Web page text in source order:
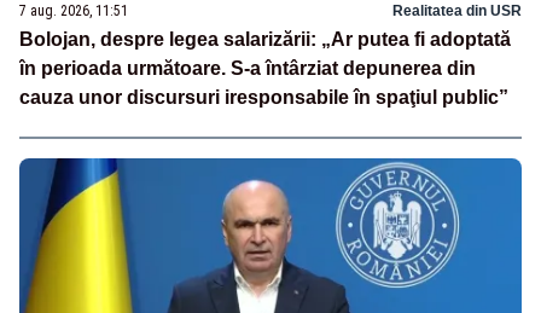
7 aug. 2026, 11:51 Realitatea din USR
Bolojan, despre legea salarizării: „Ar putea fi adoptată
în perioada următoare. S-a întârziat depunerea din
cauza unor discursuri iresponsabile în spaţiul public”